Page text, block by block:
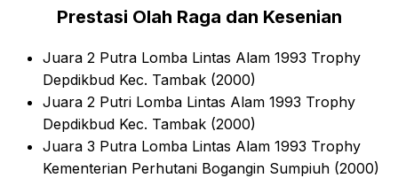
Prestasi Olah Raga dan Kesenian
Juara 2 Putra Lomba Lintas Alam 1993 Trophy
Depdikbud Kec. Tambak (2000)
Juara 2 Putri Lomba Lintas Alam 1993 Trophy
Depdikbud Kec. Tambak (2000)
Juara 3 Putra Lomba Lintas Alam 1993 Trophy
Kementerian Perhutani Bogangin Sumpiuh (2000)